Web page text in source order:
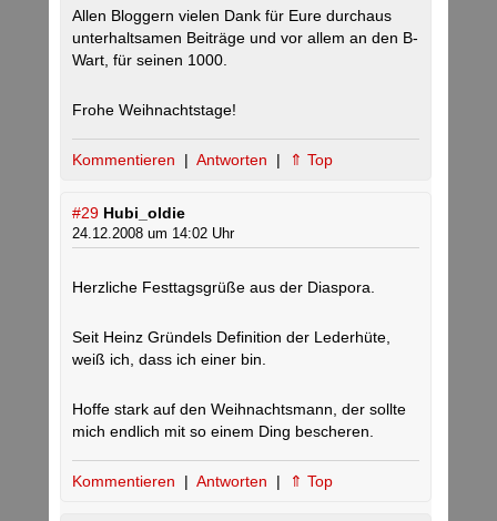
Allen Bloggern vielen Dank für Eure durchaus
unterhaltsamen Beiträge und vor allem an den B-
Wart, für seinen 1000.
Frohe Weihnachtstage!
Kommentieren | Antworten | ⇑ Top
#29 Hubi_oldie
24.12.2008 um 14:02 Uhr
Herzliche Festtagsgrüße aus der Diaspora.
Seit Heinz Gründels Definition der Lederhüte,
weiß ich, dass ich einer bin.
Hoffe stark auf den Weihnachtsmann, der sollte
mich endlich mit so einem Ding bescheren.
Kommentieren | Antworten | ⇑ Top